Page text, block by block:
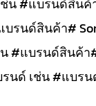
#แบรนด์สินค้า
นด์สินค้า#
แบรนด์สินค้า#
ด์ เช่น #แบรน